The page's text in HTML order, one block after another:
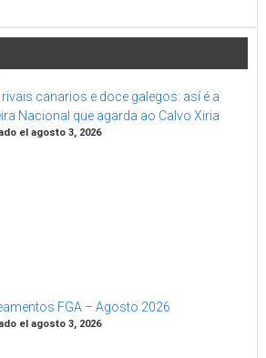
canarios e doce galegos: así é a
Nacional que agarda ao Calvo Xiria
el agosto 3, 2026
FGA – Agosto 2026
el agosto 3, 2026